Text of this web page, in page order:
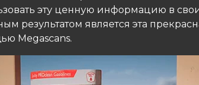
эту ценную информацию в
результатом является эта
Megascans.